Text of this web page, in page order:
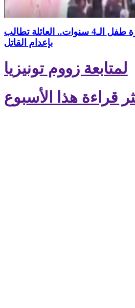
فيديو : خلال جنازة طفل الـ4 سنوات.. العائلة تطالب
بإعدام القاتل
لمتابعة زووم تونيزيا
قراءة هذا الأسبوع